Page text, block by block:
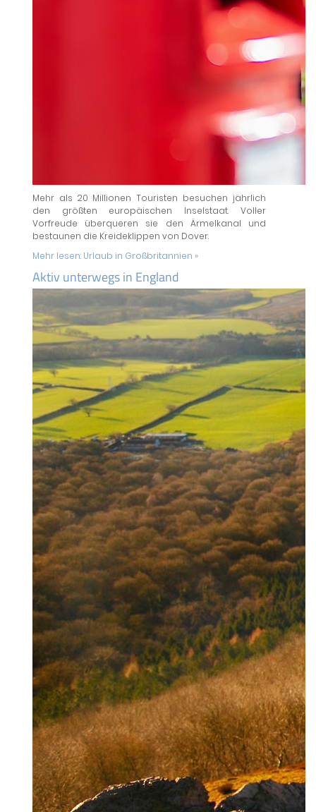
Mehr als 20 Millionen Touristen besuchen jährlich
den größten europäischen Inselstaat. Voller
Vorfreude überqueren sie den Ärmelkanal und
bestaunen die Kreideklippen von Dover.
Mehr lesen: Urlaub in Großbritannien »
Aktiv unterwegs in England